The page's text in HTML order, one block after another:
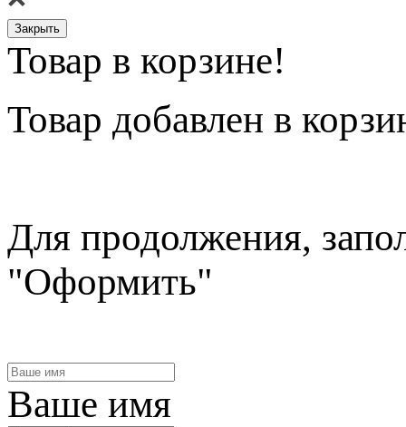
Закрыть
Товар в корзине!
Товар добавлен в
Для продолжения,
"Оформить"
Ваше имя